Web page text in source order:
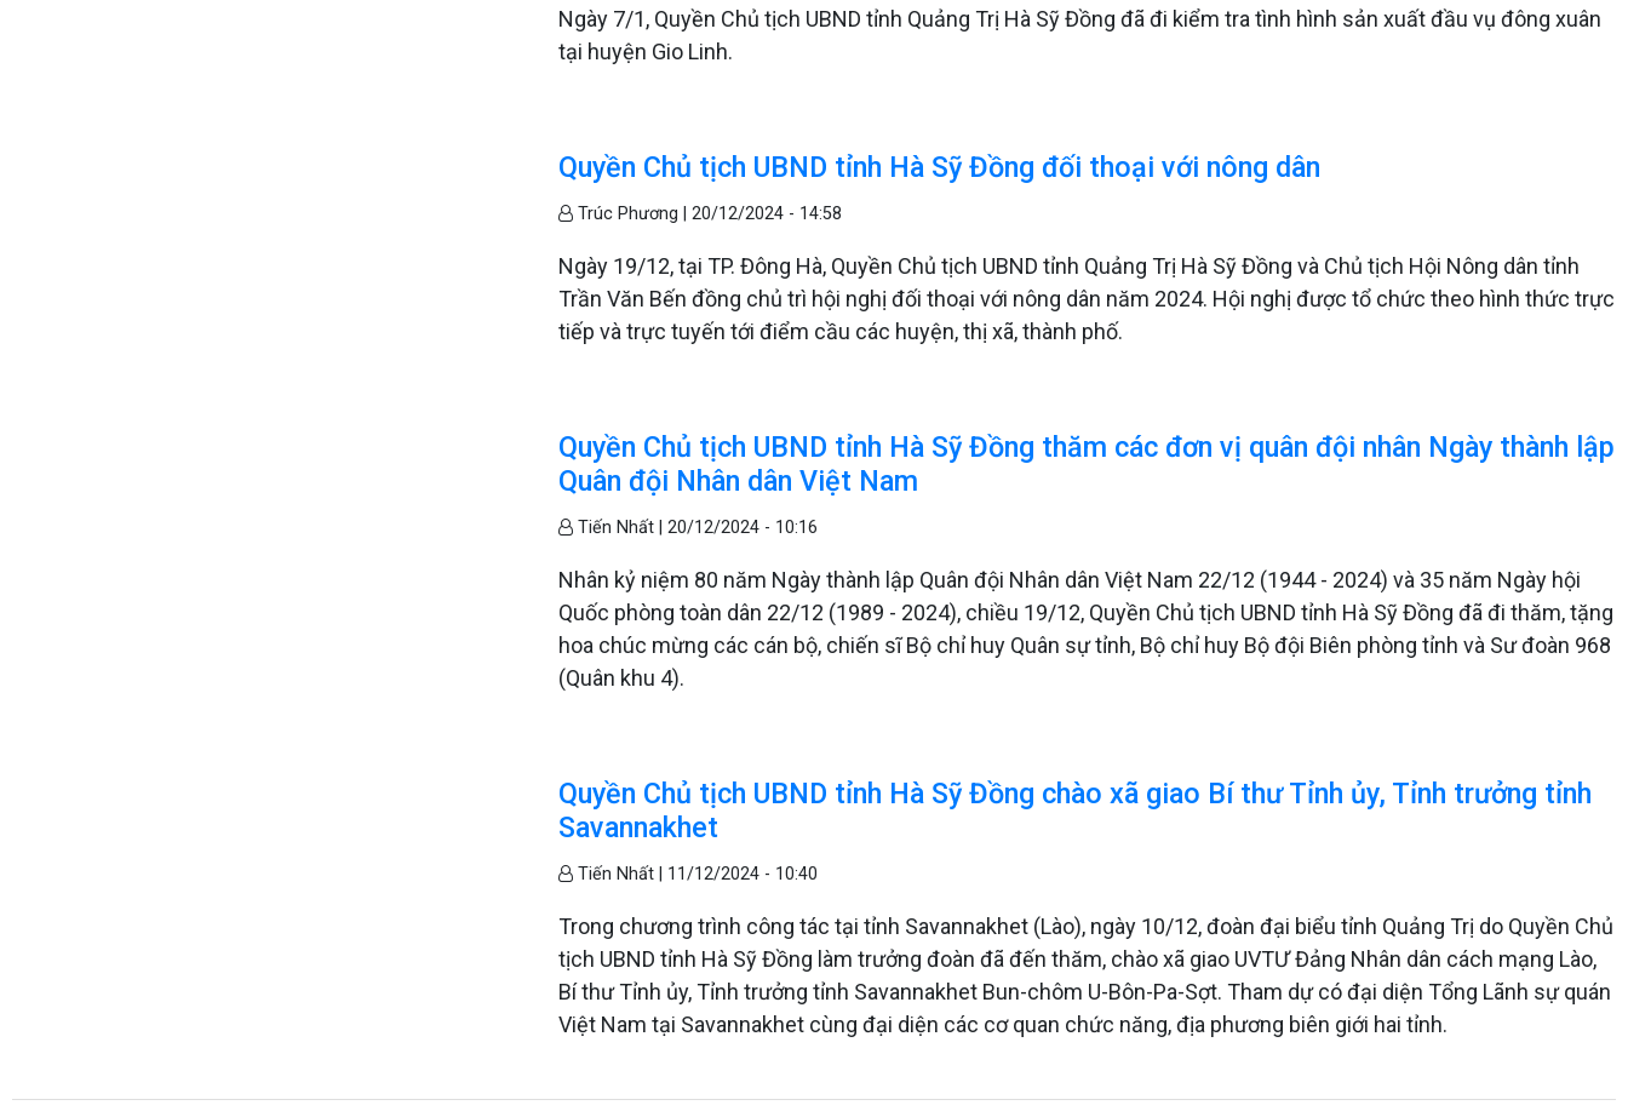
Ngày 7/1, Quyền Chủ tịch UBND tỉnh Quảng Trị Hà Sỹ Đồng đã đi kiểm tra tình hình sản xuất đầu vụ đông xuân
tại huyện Gio Linh.
Quyền Chủ tịch UBND tỉnh Hà Sỹ Đồng đối thoại với nông dân
Trúc Phương |20/12/2024 - 14:58
Ngày 19/12, tại TP. Đông Hà, Quyền Chủ tịch UBND tỉnh Quảng Trị Hà Sỹ Đồng và Chủ tịch Hội Nông dân tỉnh
Trần Văn Bến đồng chủ trì hội nghị đối thoại với nông dân năm 2024. Hội nghị được tổ chức theo hình thức trực
tiếp và trực tuyến tới điểm cầu các huyện, thị xã, thành phố.
Quyền Chủ tịch UBND tỉnh Hà Sỹ Đồng thăm các đơn vị quân đội nhân Ngày thành lập
Quân đội Nhân dân Việt Nam
Tiến Nhất |20/12/2024 - 10:16
Nhân kỷ niệm 80 năm Ngày thành lập Quân đội Nhân dân Việt Nam 22/12 (1944 - 2024) và 35 năm Ngày hội
Quốc phòng toàn dân 22/12 (1989 - 2024), chiều 19/12, Quyền Chủ tịch UBND tỉnh Hà Sỹ Đồng đã đi thăm, tặng
hoa chúc mừng các cán bộ, chiến sĩ Bộ chỉ huy Quân sự tỉnh, Bộ chỉ huy Bộ đội Biên phòng tỉnh và Sư đoàn 968
(Quân khu 4).
Quyền Chủ tịch UBND tỉnh Hà Sỹ Đồng chào xã giao Bí thư Tỉnh ủy, Tỉnh trưởng tỉnh
Savannakhet
Tiến Nhất | 11/12/2024 - 10:40
Trong chương trình công tác tại tỉnh Savannakhet (Lào), ngày 10/12, đoàn đại biểu tỉnh Quảng Trị do Quyền Chủ
tịch UBND tỉnh Hà Sỹ Đồng làm trưởng đoàn đã đến thăm, chào xã giao UVTƯ Đảng Nhân dân cách mạng Lào,
Bí thư Tỉnh ủy, Tỉnh trưởng tỉnh Savannakhet Bun-chôm U-Bôn-Pa-Sợt. Tham dự có đại diện Tổng Lãnh sự quán
Việt Nam tại Savannakhet cùng đại diện các cơ quan chức năng, địa phương biên giới hai tỉnh.